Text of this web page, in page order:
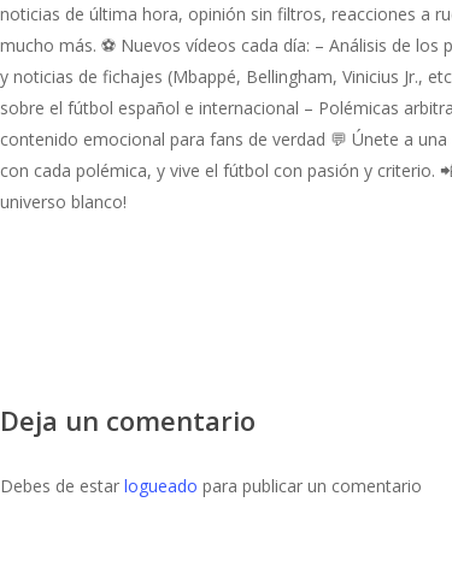
noticias de última hora, opinión sin filtros, reacciones a
mucho más. ⚽ Nuevos vídeos cada día: – Análisis de
y noticias de fichajes (Mbappé, Bellingham, Vinicius Jr.,
sobre el fútbol español e internacional – Polémicas
contenido emocional para fans de verdad 💬 Únete a
con cada polémica, y vive el fútbol con pasión y criterio.
universo blanco!
Deja un comentario
Debes de estar logueado para publicar un comentario